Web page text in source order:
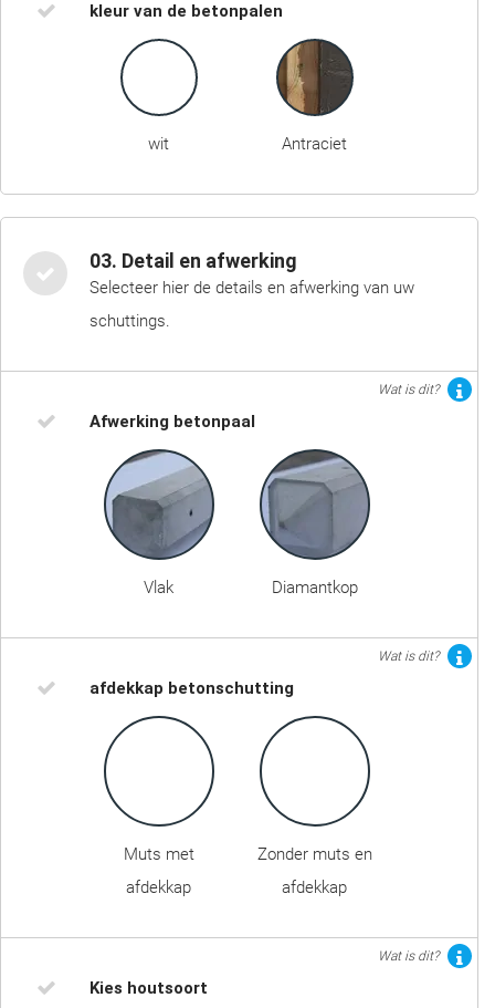
kleur van de betonpalen
wit Antraciet
03. Detail en afwerking
Selecteer hier de details en afwerking van uw
schuttings.
Wat is dit?
Afwerking betonpaal
Vlak Diamantkop
Wat is dit?
afdekkap betonschutting
Muts met
afdekkap
Zonder muts en
afdekkap
Wat is dit?
Kies houtsoort